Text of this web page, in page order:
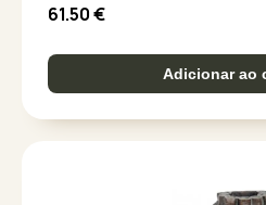
61.50€
Adicionar ao